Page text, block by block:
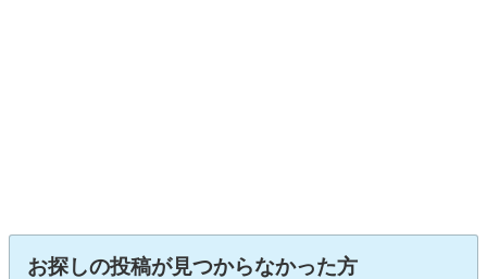
お探しの投稿が見つからなかった方